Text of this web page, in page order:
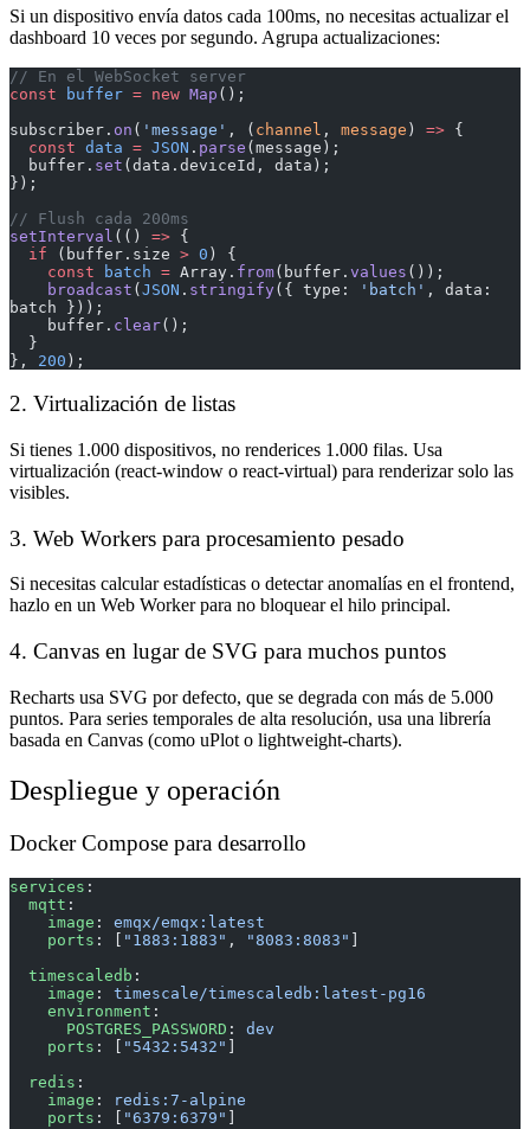
Si un dispositivo envía datos cada 100ms, no necesitas actualizar el
dashboard 10 veces por segundo. Agrupa actualizaciones:
// En el WebSocket server
const buffer = new Map ();
subscriber. on ( 'message' , ( channel , message ) => {
  const
data = JSON . parse (message);
  buffer.
set (data.deviceId, data);
});
// Flush cada 200ms
setInterval (() => {
  if
(buffer.size > 0 ) {
    const
batch = Array. from(buffer. values ());
    broadcast
(JSON . stringify({ type: 'batch' , data:
batch }));
    buffer.
clear();
  }
}, 200 );
2. Virtualización de listas
Si tienes 1.000 dispositivos, no renderices 1.000 filas. Usa
virtualización (react-window o react-virtual) para renderizar solo las
visibles.
3. Web Workers para procesamiento pesado
Si necesitas calcular estadísticas o detectar anomalías en el frontend,
hazlo en un Web Worker para no bloquear el hilo principal.
4. Canvas en lugar de SVG para muchos puntos
Recharts usa SVG por defecto, que se degrada con más de 5.000
puntos. Para series temporales de alta resolución, usa una librería
basada en Canvas (como uPlot o lightweight-charts).
Despliegue y operación
Docker Compose para desarrollo
services :
  mqtt
:
    image
: emqx/emqx:latest
    ports
: [ "1883:1883" , "8083:8083"
  timescaledb
:
    image
: timescale/timescaledb:latest-pg16
    environment
:
      POSTGRES_PASSWORD
: dev
    ports
: [ "5432:5432"
  redis
:
    image
:
redis:7-alpine
    ports
: [ "6379:6379"